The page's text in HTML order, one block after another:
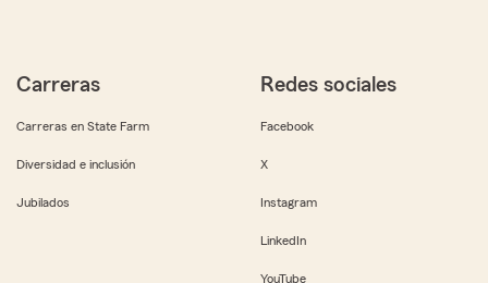
Carreras
Carreras en State Farm
Diversidad e inclusión
Jubilados
Redes sociales
Facebook
X
Instagram
LinkedIn
YouTube